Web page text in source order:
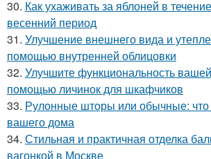
30. Как ухаживать за яблоней в
весенний период
31. Улучшение внешнего вида и
помощью внутренней облицовки
32. Улучшите функциональность
помощью личинок для шкафчиков
33. Рулонные шторы или обычные: что
вашего дома
34. Стильная и практичная отделка
вагонкой в Москве